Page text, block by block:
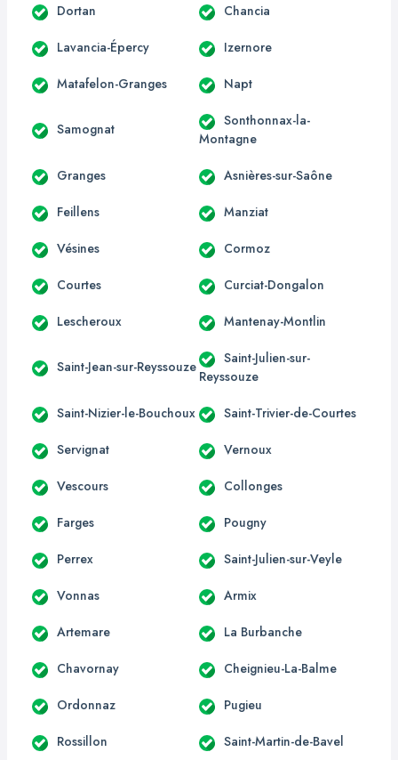
Dortan Chancia
Lavancia-Épercy Izernore
Matafelon-Granges Napt
Samognat
Sonthonnax-la-
Montagne
Granges Asnières-sur-Saône
Feillens Manziat
Vésines Cormoz
Courtes Curciat-Dongalon
Lescheroux Mantenay-Montlin
Saint-Jean-sur-Reyssouze
Saint-Julien-sur-
Reyssouze
Saint-Nizier-le-Bouchoux Saint-Trivier-de-Courtes
Servignat Vernoux
Vescours Collonges
Farges Pougny
Perrex Saint-Julien-sur-Veyle
Vonnas Armix
Artemare La Burbanche
Chavornay Cheignieu-La-Balme
Ordonnaz Pugieu
Rossillon Saint-Martin-de-Bavel